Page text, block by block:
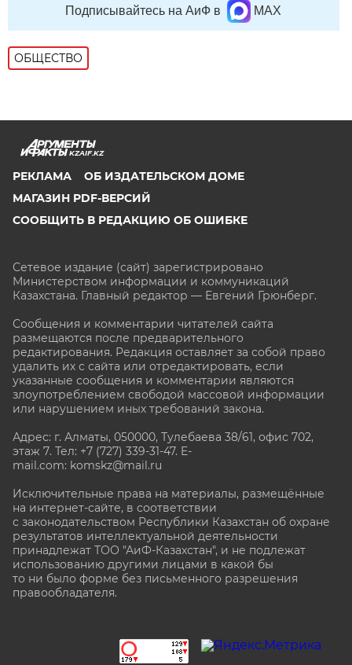
Подписывайтесь на АиФ в MAX
ОБЩЕСТВО
KZAIF.KZ
РЕКЛАМА
ОБ ИЗДАТЕЛЬСКОМ ДОМЕ
МАГАЗИН PDF-ВЕРСИЙ
СООБЩИТЬ В РЕДАКЦИЮ ОБ ОШИБКЕ
Сетевое издание (сайт) зарегистрировано
Министерством информации и коммуникаций
Казахстана. Главный редактор — Евгений Грюнберг.
Сообщения и комментарии читателей сайта
размещаются после предварительного
редактирования. Редакция оставляет за собой право
удалить их с сайта или отредактировать, если
указанные сообщения и комментарии являются
злоупотреблением свободой массовой информации
или нарушением иных требований закона.
Адрес: г. Алматы, 050000, Тулебаева 38/61, офис 702,
этаж 7. Тел: +7 (727) 339-31-47. E-
mail.com: komskz@mail.ru
Исключительные права на материалы, размещённые
на интернет-сайте, в соответствии
с законодательством Республики Казахстан об охране
результатов интеллектуальной деятельности
принадлежат ТОО "АиФ-Казахстан", и не подлежат
использованию другими лицами в какой бы
то ни было форме без письменного разрешения
правообладателя.